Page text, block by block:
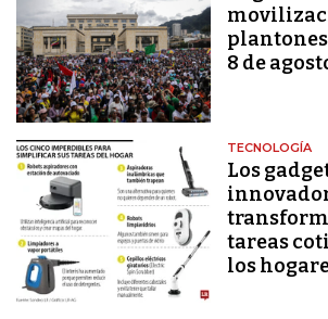
plantones
8 de
TECNOLOGÍA
Los
tareas
los